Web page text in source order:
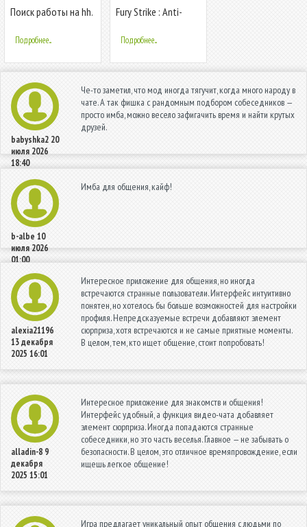
Поиск работы на hh.
домом
Подробнее...
Fury Strike : Anti-
Подробнее...
babyshka2 20
июля 2026
18:40
Че-то заметил, что мод иногда тягучит, когда много народу в
чате. А так фишка с рандомным подбором собеседников —
просто имба, можно весело зафигачить время и найти крутых
друзей.
b-albe 10
июля 2026
01:00
Имба для общения, кайф!
alexia21196
13 декабря
2025 16:01
Интересное приложение для общения, но иногда
встречаются странные пользователи. Интерфейс интуитивно
понятен, но хотелось бы больше возможностей для настройки
профиля. Непредсказуемые встречи добавляют элемент
сюрприза, хотя встречаются и не самые приятные моменты.
В целом, тем, кто ищет общение, стоит попробовать!
alladin-8 9
декабря
2025 15:01
Интересное приложение для знакомств и общения!
Интерфейс удобный, а функция видео-чата добавляет
элемент сюрприза. Иногда попадаются странные
собеседники, но это часть веселья. Главное — не забывать о
безопасности. В целом, это отличное времяпровождение, если
ищешь легкое общение!
Игра предлагает уникальный опыт общения с людьми по